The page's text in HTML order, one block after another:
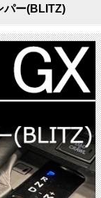
パー(BLITZ)